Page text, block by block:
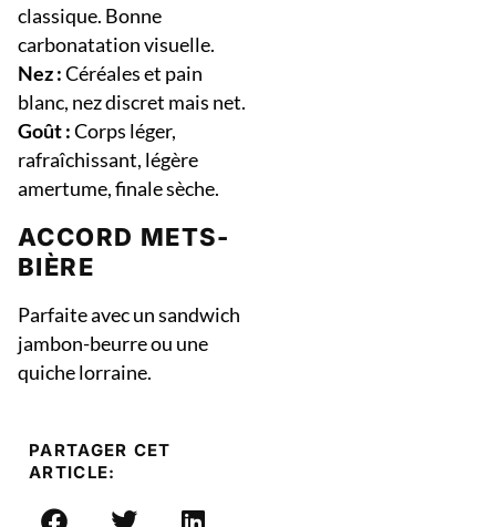
classique. Bonne
carbonatation visuelle.
Nez :Céréales et pain
blanc, nez discret mais net.
Goût :Corps léger,
rafraîchissant, légère
amertume, finale sèche.
ACCORD METS-
BIÈRE
Parfaite avec un sandwich
jambon-beurre ou une
quiche lorraine.
PARTAGER CET
ARTICLE: